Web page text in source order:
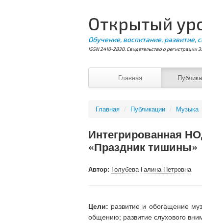
Открытый
Обучение, воспитание, развитие,
ISSN 2410-2830. Свидетельство о регистрации
Главная
Главная / Публикации / Музыка
Интегрированная
«Праздник тишины»
Автор: Голубева Галина Петровна
Цели: развитие и обогащение
общению; развитие слухового